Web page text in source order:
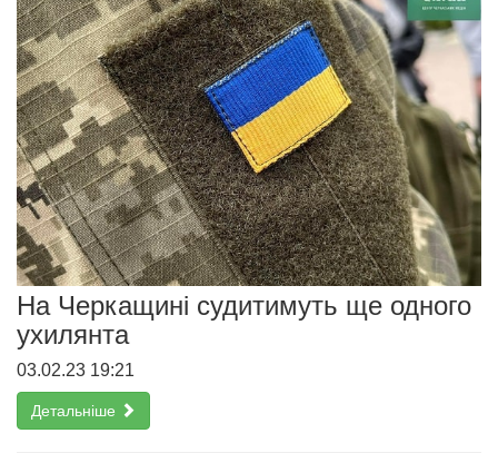
На Черкащині судитимуть ще одного
ухилянта
03.02.23 19:21
Детальніше